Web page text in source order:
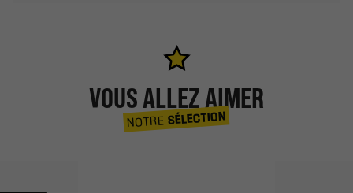
VOUS ALLEZ AIMER
NOTRESÉLECTION